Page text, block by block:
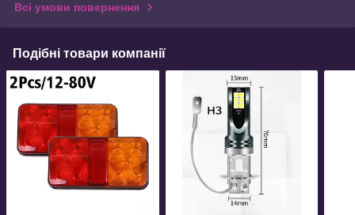
Всі умови повернення
Подібні товари компанії